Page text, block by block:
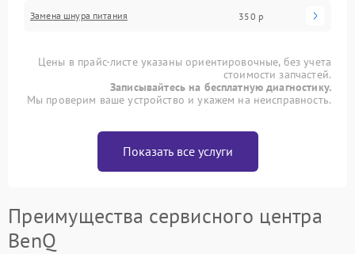
Замена шнура питания 350 р
Цены в прайс-листе указаны ориентировочные, без учета
стоимости запчастей.
Записывайтесь на бесплатную диагностику.
Мы проверим ваше устройство и укажем на неисправность.
Показать все услуги
Преимущества сервисного центра
BenQ